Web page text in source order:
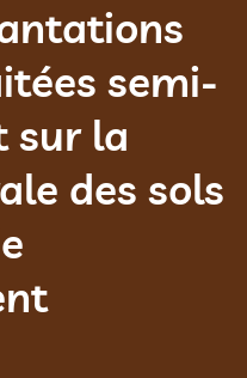
semi-
sur la
des sols